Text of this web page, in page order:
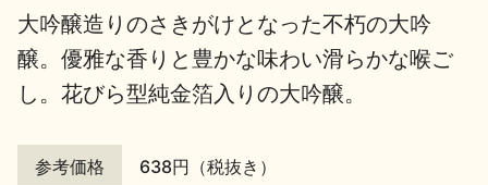
大吟醸造りのさきがけとなった不朽の大吟
醸。優雅な香りと豊かな味わい滑らかな喉ご
し。花びら型純金箔入りの大吟醸。
参考価格 638円（税抜き）